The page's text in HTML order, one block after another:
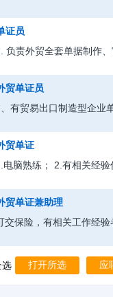
证员
负责外贸全套单据制作
贸单证员
有贸易出口制造型企业
贸单证
电脑熟练； 2.有相关经验
贸单证兼助理
交保险，有相关工作经
选